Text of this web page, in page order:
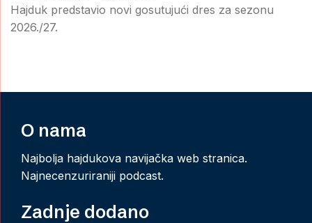
Hajduk predstavio novi gosutujući dres za sezonu
2026./27.
O nama
Najbolja hajdukova navijačka web stranica.
Najnecenzuriraniji podcast.
Zadnje dodano